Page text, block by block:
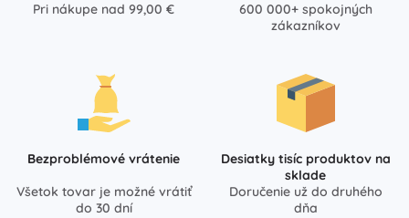
Pri nákupe nad 99,00 €
600 000+ spokojných
zákazníkov
Bezproblémové vrátenie
Všetok tovar je možné vrátiť
do 30 dní
Desiatky tisíc produktov na
sklade
Doručenie už do druhého
dňa